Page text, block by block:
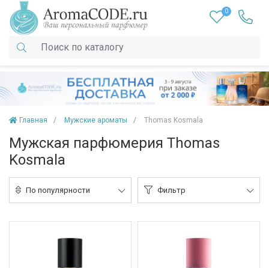
0
Главная Мужские ароматы Thomas Kosmala
Мужская парфюмерия Thomas
Kosmala
По популярности Фильтр